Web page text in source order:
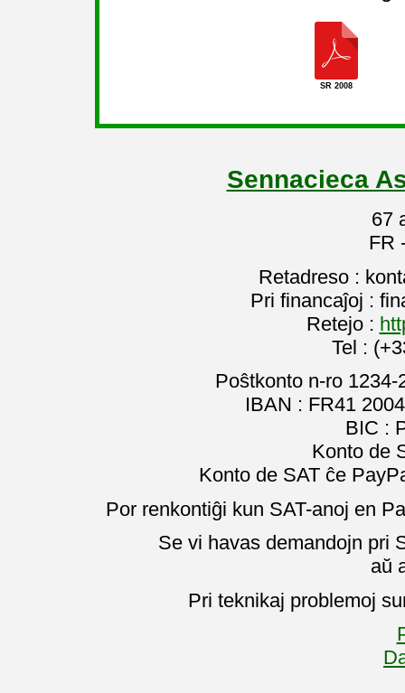
SR 2008
Sennacieca
67
FR
Retadreso :
Pri financaĵoj :
Retejo :
Tel :
Poŝtkonto n-ro
IBAN : FR41
BIC :
Konto de
Konto de SAT ĉe
Por renkontiĝi kun SAT-anoj en
Se vi havas demandojn pri
aŭ
Pri teknikaj problemoj